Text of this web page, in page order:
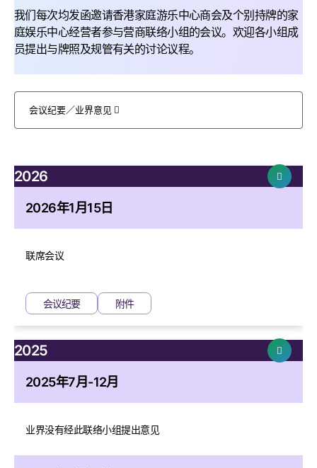
我们每次均发函邀请香港家庭游乐中心商会及个别持牌的家
庭娱乐中心经营者参与营商联络小组的会议。欢迎各小组成
员提出与牌照及规管有关的讨论议程。
会议纪要／业界意见
2026
2026年1月15日
联席会议
会议纪要 附件
2025
2025年7月-12月
业界没有经此联络小组提出意见